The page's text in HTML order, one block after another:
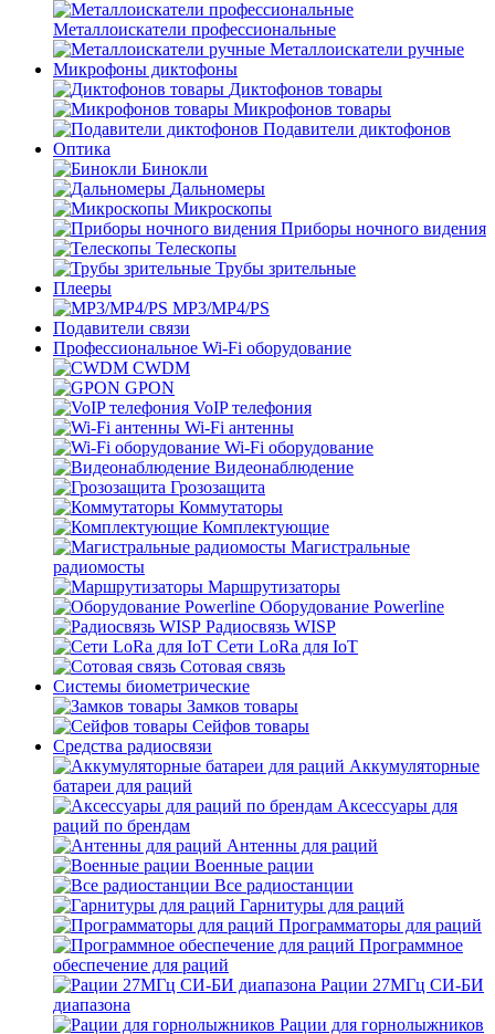
Металлоискатели профессиональные
Металлоискатели ручные
Микрофоны диктофоны
Диктофонов товары
Микрофонов товары
Подавители диктофонов
Оптика
Бинокли
Дальномеры
Микроскопы
Приборы ночного видения
Телескопы
Трубы зрительные
Плееры
MP3/MP4/PS
Подавители связи
Профессиональное Wi-Fi оборудование
CWDM
GPON
VoIP телефония
Wi-Fi антенны
Wi-Fi оборудование
Видеонаблюдение
Грозозащита
Коммутаторы
Комплектующие
Магистральные
радиомосты
Маршрутизаторы
Оборудование Powerline
Радиосвязь WISP
Сети LoRa для IoT
Сотовая связь
Системы биометрические
Замков товары
Сейфов товары
Средства радиосвязи
Аккумуляторные
батареи для раций
Аксессуары для
раций по брендам
Антенны для раций
Военные рации
Все радиостанции
Гарнитуры для раций
Программаторы для раций
Программное
обеспечение для раций
Рации 27МГц СИ-БИ
диапазона
Рации для горнолыжников